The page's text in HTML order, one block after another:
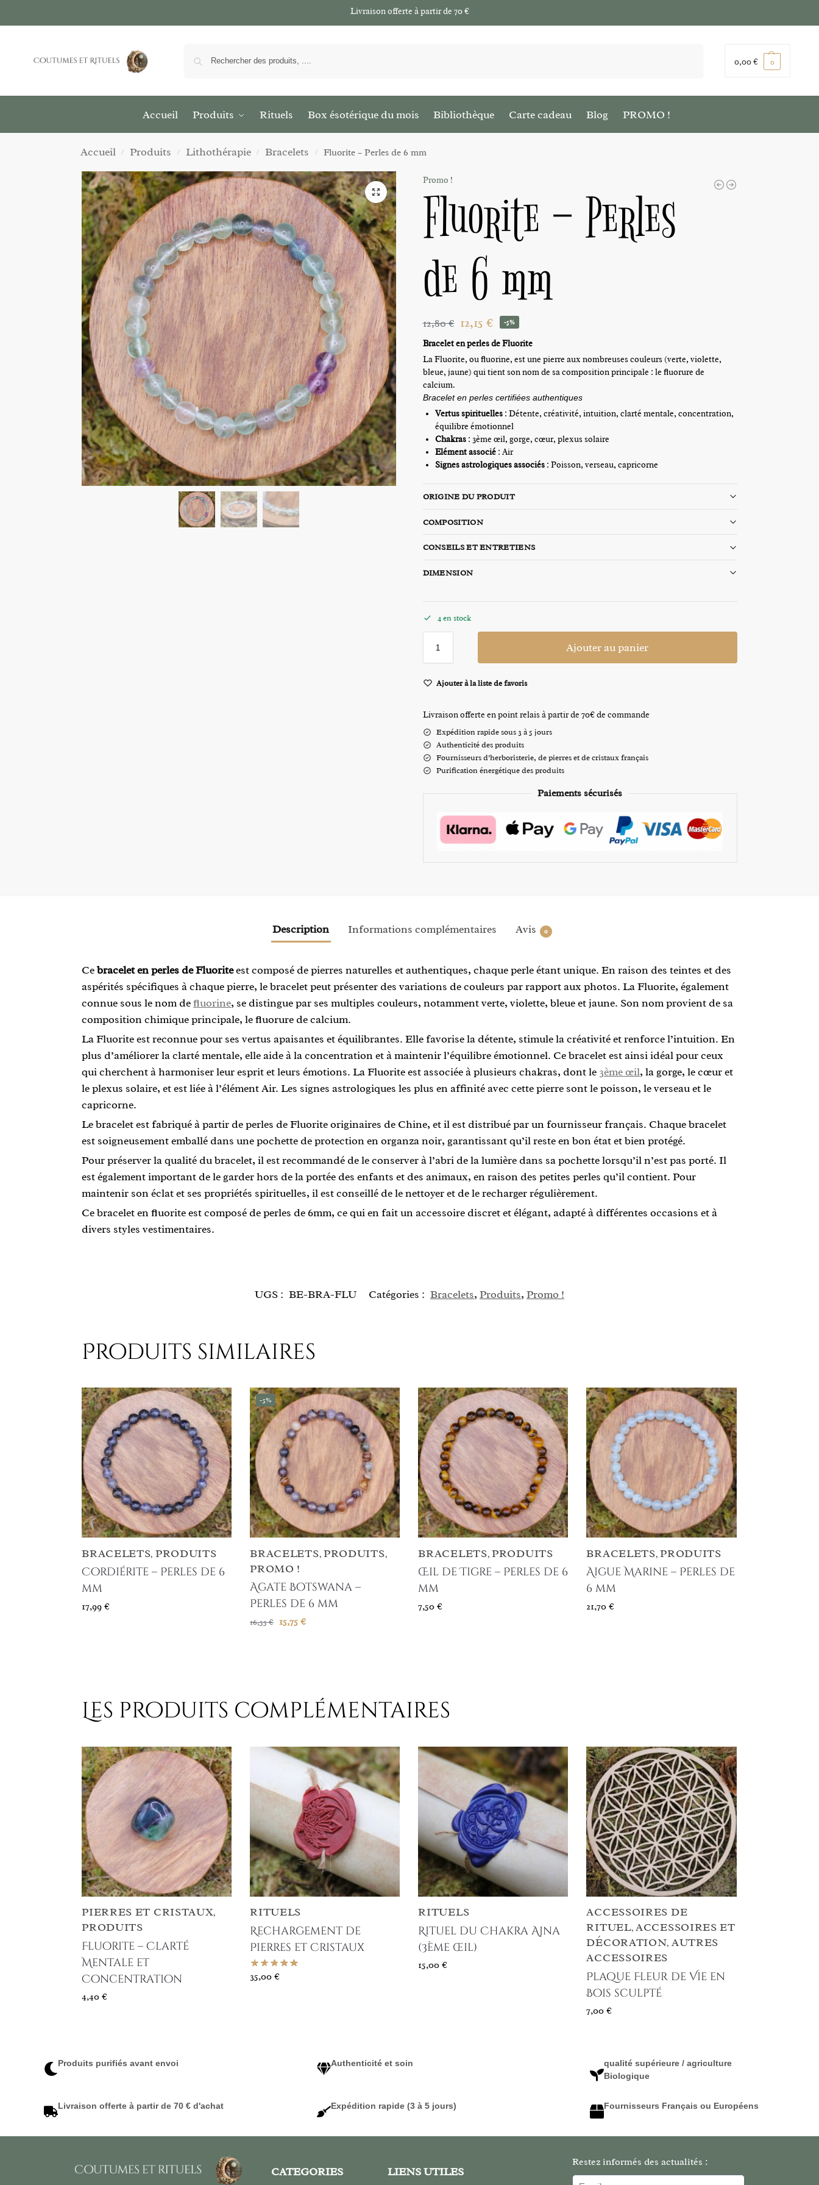
Livraison offerte à partir de 70 €
0,00€ 0
Accueil Produits Rituels Box ésotérique du mois Bibliothèque Carte cadeau Blog PROMO !
Accueil / Produits / Lithothérapie / Bracelets / Fluorite – Perles de 6 mm
Promo !
Fluorite – Perles
de 6 mm
12,80€ 12,15€ -5%
Bracelet en perles de Fluorite
La Fluorite, ou fluorine, est une pierre aux nombreuses couleurs (verte, violette,
bleue, jaune) qui tient son nom de sa composition principale : le fluorure de
calcium.
Bracelet en perles certifiées authentiques
Vertus spirituelles: Détente, créativité, intuition, clarté mentale, concentration,
équilibre émotionnel
Chakras: 3ème œil, gorge, cœur, plexus solaire
Elément associé: Air
Signes astrologiques associés: Poisson, verseau, capricorne
ORIGINE DU PRODUIT
COMPOSITION
CONSEILS ET ENTRETIENS
DIMENSION
4 en stock
Ajouter au panier
Ajouter à la liste de favoris
Livraison offerte en point relais à partir de 70€ de commande
Expédition rapide sous 3 à 5 jours
Authenticité des produits
Fournisseurs d’herboristerie, de pierres et de cristaux français
Purification énergétique des produits
Paiements sécurisés
Description Informations complémentaires Avis 0
Cebracelet en perles de Fluoriteest composé de pierres naturelles et authentiques, chaque perle étant unique. En raison des teintes et des
aspérités spécifiques à chaque pierre, le bracelet peut présenter des variations de couleurs par rapport aux photos. La Fluorite, également
connue sous le nom defluorine, se distingue par ses multiples couleurs, notamment verte, violette, bleue et jaune. Son nom provient de sa
composition chimique principale, le fluorure de calcium.
La Fluorite est reconnue pour ses vertus apaisantes et équilibrantes. Elle favorise la détente, stimule la créativité et renforce l’intuition. En
plus d’améliorer la clarté mentale, elle aide à la concentration et à maintenir l’équilibre émotionnel. Ce bracelet est ainsi idéal pour ceux
qui cherchent à harmoniser leur esprit et leurs émotions. La Fluorite est associée à plusieurs chakras, dont le 3ème œil, la gorge, le cœur et
le plexus solaire, et est liée à l’élément Air. Les signes astrologiques les plus en affinité avec cette pierre sont le poisson, le verseau et le
capricorne.
Le bracelet est fabriqué à partir de perles de Fluorite originaires de Chine, et il est distribué par un fournisseur français. Chaque bracelet
est soigneusement emballé dans une pochette de protection en organza noir, garantissant qu’il reste en bon état et bien protégé.
Pour préserver la qualité du bracelet, il est recommandé de le conserver à l’abri de la lumière dans sa pochette lorsqu’il n’est pas porté. Il
est également important de le garder hors de la portée des enfants et des animaux, en raison des petites perles qu’il contient. Pour
maintenir son éclat et ses propriétés spirituelles, il est conseillé de le nettoyer et de le recharger régulièrement.
Ce bracelet en fluorite est composé de perles de 6mm, ce qui en fait un accessoire discret et élégant, adapté à différentes occasions et à
divers styles vestimentaires.
UGS : BE-BRA-FLU Catégories : Bracelets, Produits, Promo !
Produits similaires
BRACELETS, PRODUITS
Cordiérite – Perles de 6
mm
17,99€
-5%
BRACELETS, PRODUITS,
PROMO !
Agate Botswana –
Perles de 6 mm
16,55€ 15,75 €
BRACELETS,PRODUITS
Œil de Tigre – Perles de 6
mm
7,50€
BRACELETS,PRODUITS
Aigue Marine – Perles de
6 mm
21,70€
Les produits complémentaires
PIERRES ET CRISTAUX,
PRODUITS
Fluorite – Clarté
Mentale et
Concentration
4,40€
RITUELS
Rechargement de
Pierres et Cristaux
35,00€
RITUELS
Rituel du Chakra Ajna
(3ème œil)
15,00€
ACCESSOIRES DE
RITUEL,ACCESSOIRES ET
DÉCORATION, AUTRES
ACCESSOIRES
Plaque Fleur de Vie en
Bois sculpté
7,00€
Produits purifiés avant envoi Authenticité et soin
qualité supérieure / agriculture
Biologique
Livraison offerte à partir de 70 € d'achat Expédition rapide (3 à 5 jours) Fournisseurs Français ou Européens
CATEGORIES
LIENS UTILES
Restez informés des actualités :